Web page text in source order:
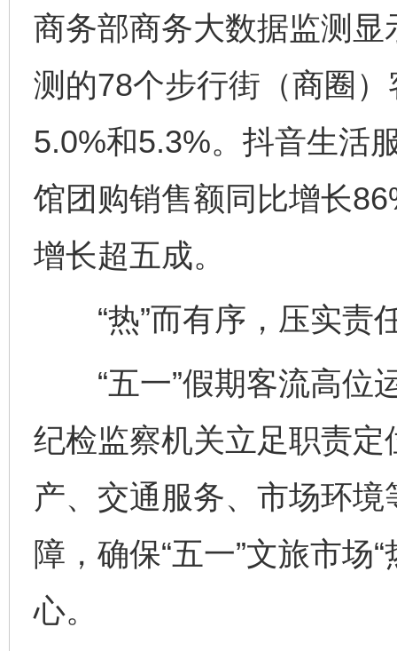
商务部商务大数据监测
测的78个步行街（商圈
5.0%和5.3%。抖音生活
馆团购销售额同比增长
增长超五成。
“热”而有序，压实责
“五一”假期客流高位
纪检监察机关立足职责
产、交通服务、市场环
障，确保“五一”文旅市场
心。